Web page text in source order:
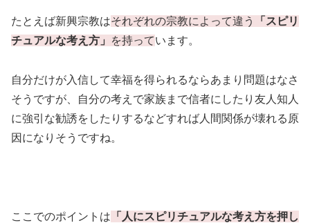
たとえば新興宗教はそれぞれの宗教によって違う
「スピリ
チュアルな考え方」
を持っています。
自分だけが入信して幸福を得られるならあまり問題はなさ
そうですが、自分の考えで家族まで信者にしたり友人知人
に強引な勧誘をしたりするなどすれば人間関係が壊れる原
因になりそうですね。
ここでのポイントは 「人にスピリチュアルな考え方を押し